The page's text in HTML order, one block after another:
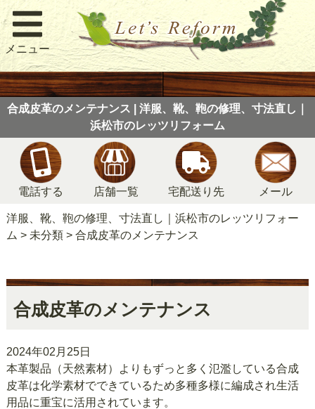
メニュー
合成皮革のメンテナンス | 洋服、靴、鞄の修理、寸法直し｜
浜松市のレッツリフォーム
電話する 店舗一覧 宅配送り先 メール
洋服、靴、鞄の修理、寸法直し｜浜松市のレッツリフォー
ム > 未分類> 合成皮革のメンテナンス
合成皮革のメンテナンス
2024年02月25日
本革製品（天然素材）よりもずっと多く氾濫している合成
皮革は化学素材でできているため多種多様に編成され生活
用品に重宝に活用されています。